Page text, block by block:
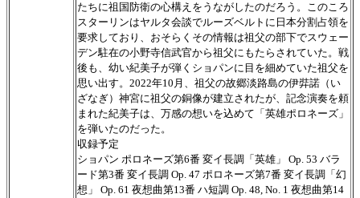
たちに祖国防衛の心構えをうながしたのだろう。このころ
スターリンはヤルタ会談でルーズベルトに日本分割占領を
要求しており、おそらくその情報は祖父の部下でスウェー
デン駐在の小野寺信武官から祖父にもたらされていた。戦
後も、幼い紀美子が弾くショパンに目を細めていた祖父を
思い出す。2022年10月、祖父の故郷淡路島の伊弉諾（い
ざなぎ）神宮に祖父の銅像が建立されたが、記念演奏を頼
まれた紀美子は、万感の想いを込めて「英雄ポロネーズ」
を弾いたのだった。
収録予定
ショパン ポロネーズ第6番 変イ長調「英雄」 Op. 53 バラ
ード第3番 変イ長調 Op. 47 ポロネーズ第7番 変イ長調「幻
想」 Op. 61 夜想曲第13番 ハ短調 Op. 48, No. 1 夜想曲第14